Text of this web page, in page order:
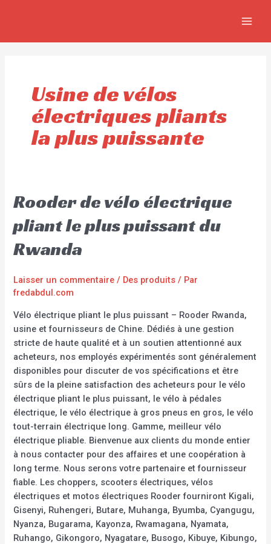
Usine de vélos
électriques pliants
la plus puissante
Rooder de vélo électrique
pliant le plus puissant du
Rwanda
Laisser un commentaire / Des produits / Par
fredabdul.com
Vélo électrique pliant le plus puissant – Rooder Rwanda,
usine et fournisseurs de Chine. Dédiés à une gestion
stricte de haute qualité et à un soutien attentionné aux
acheteurs, nos employés expérimentés sont généralement
disponibles pour discuter de vos spécifications et être
sûrs de la pleine satisfaction des acheteurs pour le vélo
électrique pliant le plus puissant, le vélo à pédales
électrique, le vélo électrique à gros pneus en gros, le vélo
tout-terrain électrique long. Gamme, meilleur vélo
électrique pliable. Bienvenue aux clients du monde entier
à nous contacter pour des affaires et une coopération à
long terme. Nous serons votre partenaire et fournisseur
fiable. Les choppers, scooters électriques, vélos
électriques et motos électriques Rooder fourniront Kigali,
Gisenyi, Ruhengeri, Butare, Muhanga, Byumba, Cyangugu,
Nyanza, Bugarama, Kayonza, Rwamagana, Nyamata,
Ruhango, Gikongoro, Nyagatare, Busogo, Kibuye, Kibungo,